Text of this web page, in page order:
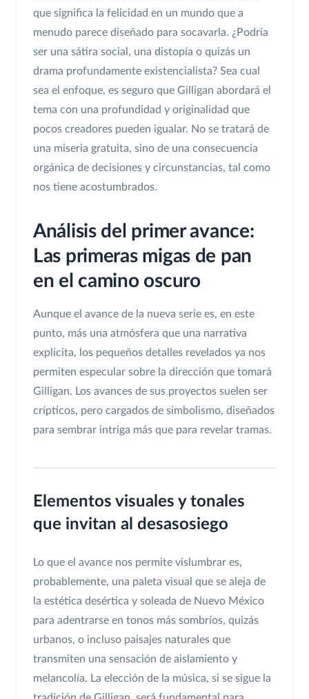
que significa la felicidad en un mundo que a
menudo parece diseñado para socavarla. ¿Podría
ser una sátira social, una distopía o quizás un
drama profundamente existencialista? Sea cual
sea el enfoque, es seguro que Gilligan abordará el
tema con una profundidad y originalidad que
pocos creadores pueden igualar. No se tratará de
una miseria gratuita, sino de una consecuencia
orgánica de decisiones y circunstancias, tal como
nos tiene acostumbrados.
Análisis del primer avance:
Las primeras migas de pan
en el camino oscuro
Aunque el avance de la nueva serie es, en este
punto, más una atmósfera que una narrativa
explícita, los pequeños detalles revelados ya nos
permiten especular sobre la dirección que tomará
Gilligan. Los avances de sus proyectos suelen ser
crípticos, pero cargados de simbolismo, diseñados
para sembrar intriga más que para revelar tramas.
Elementos visuales y tonales
que invitan al desasosiego
Lo que el avance nos permite vislumbrar es,
probablemente, una paleta visual que se aleja de
la estética desértica y soleada de Nuevo México
para adentrarse en tonos más sombríos, quizás
urbanos, o incluso paisajes naturales que
transmiten una sensación de aislamiento y
melancolía. La elección de la música, si se sigue la